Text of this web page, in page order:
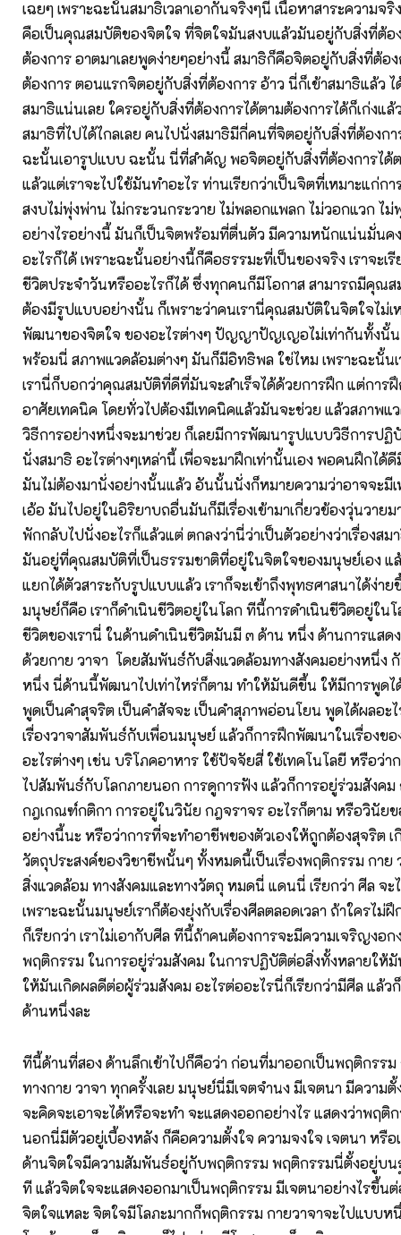
เฉยๆ เพราะฉะนั้นสมาธิเวลาเอากันจริงๆนี่ เนื้อหาสาระความจ
คือเป็นคุณสมบัติของจิตใจ ที่จิตใจมันสงบแล้วมันอยู่กับสิ่งที่ต้อ
ต้องการ อาตมาเลยพูดง่ายๆอย่างนี้ สมาธิก็คือจิตอยู่กับสิ่งที่ต้อง
ต้องการ ตอนแรกจิตอยู่กับสิ่งที่ต้องการ อ้าว นี่ก็เข้าสมาธิแล้ว
สมาธิแน่นเลย ใครอยู่กับสิ่งที่ต้องการได้ตามต้องการได้ก็เก่งแ
สมาธิที่ไปได้ไกลเลย คนไปนั่งสมาธิมีกี่คนที่จิตอยู่กับสิ่งที่ต้องกา
ฉะนั้นเอารูปแบบ ฉะนั้น นี่ที่สำคัญ พอจิตอยู่กับสิ่งที่ต้องการได้
แล้วแต่เราจะไปใช้มันทำอะไร ท่านเรียกว่าเป็นจิตที่เหมาะแก่ก
สงบไม่พุ่งพ่าน ไม่กระวนกระวาย ไม่พลอกแพลก ไม่วอกแวก ไม่
อย่างไรอย่างนี้ มันก็เป็นจิตพร้อมที่ตื่นตัว มีความหนักแน่นมั่นค
อะไรก็ได้ เพราะฉะนั้นอย่างนี้ก็คือธรรมะที่เป็นของจริง เราจะเ
ชีวิตประจำวันหรืออะไรก็ได้ ซึ่งทุกคนก็มีโอกาส สามารถมีคุณ
ต้องมีรูปแบบอย่างนั้น ก็เพราะว่าคนเรานี่คุณสมบัติในจิตใจไม่
พัฒนาของจิตใจ ของอะไรต่างๆ ปัญญาปัญเญอไม่เท่ากันทั้งนั้น
พร้อมนี่ สภาพแวดล้อมต่างๆ มันก็มีอิทธิพล ใช่ไหม เพราะฉะนั้นเ
เรานี่ก็บอกว่าคุณสมบัติที่ดีที่มันจะสำเร็จได้ด้วยการฝึก แต่การ
อาศัยเทคนิค โดยทั่วไปต้องมีเทคนิคแล้วมันจะช่วย แล้วสภาพแ
วิธีการอย่างหนึ่งจะมาช่วย ก็เลยมีการพัฒนารูปแบบวิธีการปฏิ
นั่งสมาธิ อะไรต่างๆเหล่านี้ เพื่อจะมาฝึกเท่านั้นเอง พอคนฝึกได้
มันไม่ต้องมานั่งอย่างนั้นแล้ว อันนั้นนั่งก็หมายความว่าอาจจะมี
เอ้อ มันไปอยู่ในอิริยาบถอื่นมันก็มีเรื่องเข้ามาเกี่ยวข้องวุ่นวาย
พักกลับไปนั่งอะไรก็แล้วแต่ ตกลงว่านี่ว่าเป็นตัวอย่างว่าเรื่องสม
มันอยู่ที่คุณสมบัติที่เป็นธรรมชาติที่อยู่ในจิตใจของมนุษย์เอง แล้ว
แยกได้ตัวสาระกับรูปแบบแล้ว เราก็จะเข้าถึงพุทธศาสนาได้ง่าย
มนุษย์ก็คือ เราก็ดำเนินชีวิตอยู่ในโลก ทีนี้การดำเนินชีวิตอยู่ใน
ชีวิตของเรานี่ ในด้านดำเนินชีวิตมันมี ๓ ด้าน หนึ่ง ด้านการแส
ด้วยกาย วาจา โดยสัมพันธ์กับสิ่งแวดล้อมทางสังคมอย่างหนึ่ง
หนึ่ง นี่ด้านนี้พัฒนาไปเท่าไหร่ก็ตาม ทำให้มันดีขึ้น ให้มีการพูด
พูดเป็นคำสุจริต เป็นคำสัจจะ เป็นคำสุภาพอ่อนโยน พูดได้ผลอะ
เรื่องวาจาสัมพันธ์กับเพื่อนมนุษย์ แล้วก็การฝึกพัฒนาในเรื่องขอ
อะไรต่างๆ เช่น บริโภคอาหาร ใช้ปัจจัยสี่ ใช้เทคโนโลยี หรือว่
ไปสัมพันธ์กับโลกภายนอก การดูการฟัง แล้วก็การอยู่ร่วมสังคม
กฎเกณฑ์กติกา การอยู่ในวินัย กฎจราจร อะไรก็ตาม หรือวินัยข
อย่างนี้นะ หรือว่าการที่จะทำอาชีพของตัวเองให้ถูกต้องสุจริต เ
วัตถุประสงค์ของวิชาชีพนั้นๆ ทั้งหมดนี้เป็นเรื่องพฤติกรรม กาย
สิ่งแวดล้อม ทางสังคมและทางวัตถุ หมดนี่ แดนนี่ เรียกว่า ศีล จ
เพราะฉะนั้นมนุษย์เราก็ต้องยุ่งกับเรื่องศีลตลอดเวลา ถ้าใครไม่
ก็เรียกว่า เราไม่เอากับศีล ทีนี้ถ้าคนต้องการจะมีความเจริญงอ
พฤติกรรม ในการอยู่ร่วมสังคม ในการปฏิบัติต่อสิ่งทั้งหลายให้
ให้มันเกิดผลดีต่อผู้ร่วมสังคม อะไรต่ออะไรนี่ก็เรียกว่ามีศีล แล้ว
ด้านหนึ่งละ
ทีนี้ด้านที่สอง ด้านลึกเข้าไปก็คือว่า ก่อนที่มาออกเป็นพฤติกรรม
ทางกาย วาจา ทุกครั้งเลย มนุษย์นี่มีเจตจำนง มีเจตนา มีความตั้
จะคิดจะเอาจะได้หรือจะทำ จะแสดงออกอย่างไร แสดงว่าพฤติ
นอกนี่มีตัวอยู่เบื้องหลัง ก็คือความตั้งใจ ความจงใจ เจตนา หรือ
ด้านจิตใจมีความสัมพันธ์อยู่กับพฤติกรรม พฤติกรรมนี่ตั้งอยู่บน
ที แล้วจิตใจจะแสดงออกมาเป็นพฤติกรรม มีเจตนาอย่างไรขึ้น
จิตใจแหละ จิตใจมีโลภะมากก็พฤติกรรม กายวาจาจะไปแบบห